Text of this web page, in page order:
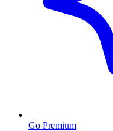
Go Premium